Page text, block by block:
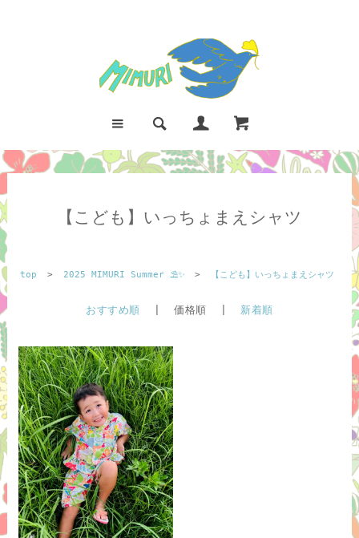
【こども】いっちょまえシャツ
top > 2025 MIMURI Summer ⛱️✨ > 【こども】いっちょまえシャツ
おすすめ順 | 価格順 | 新着順